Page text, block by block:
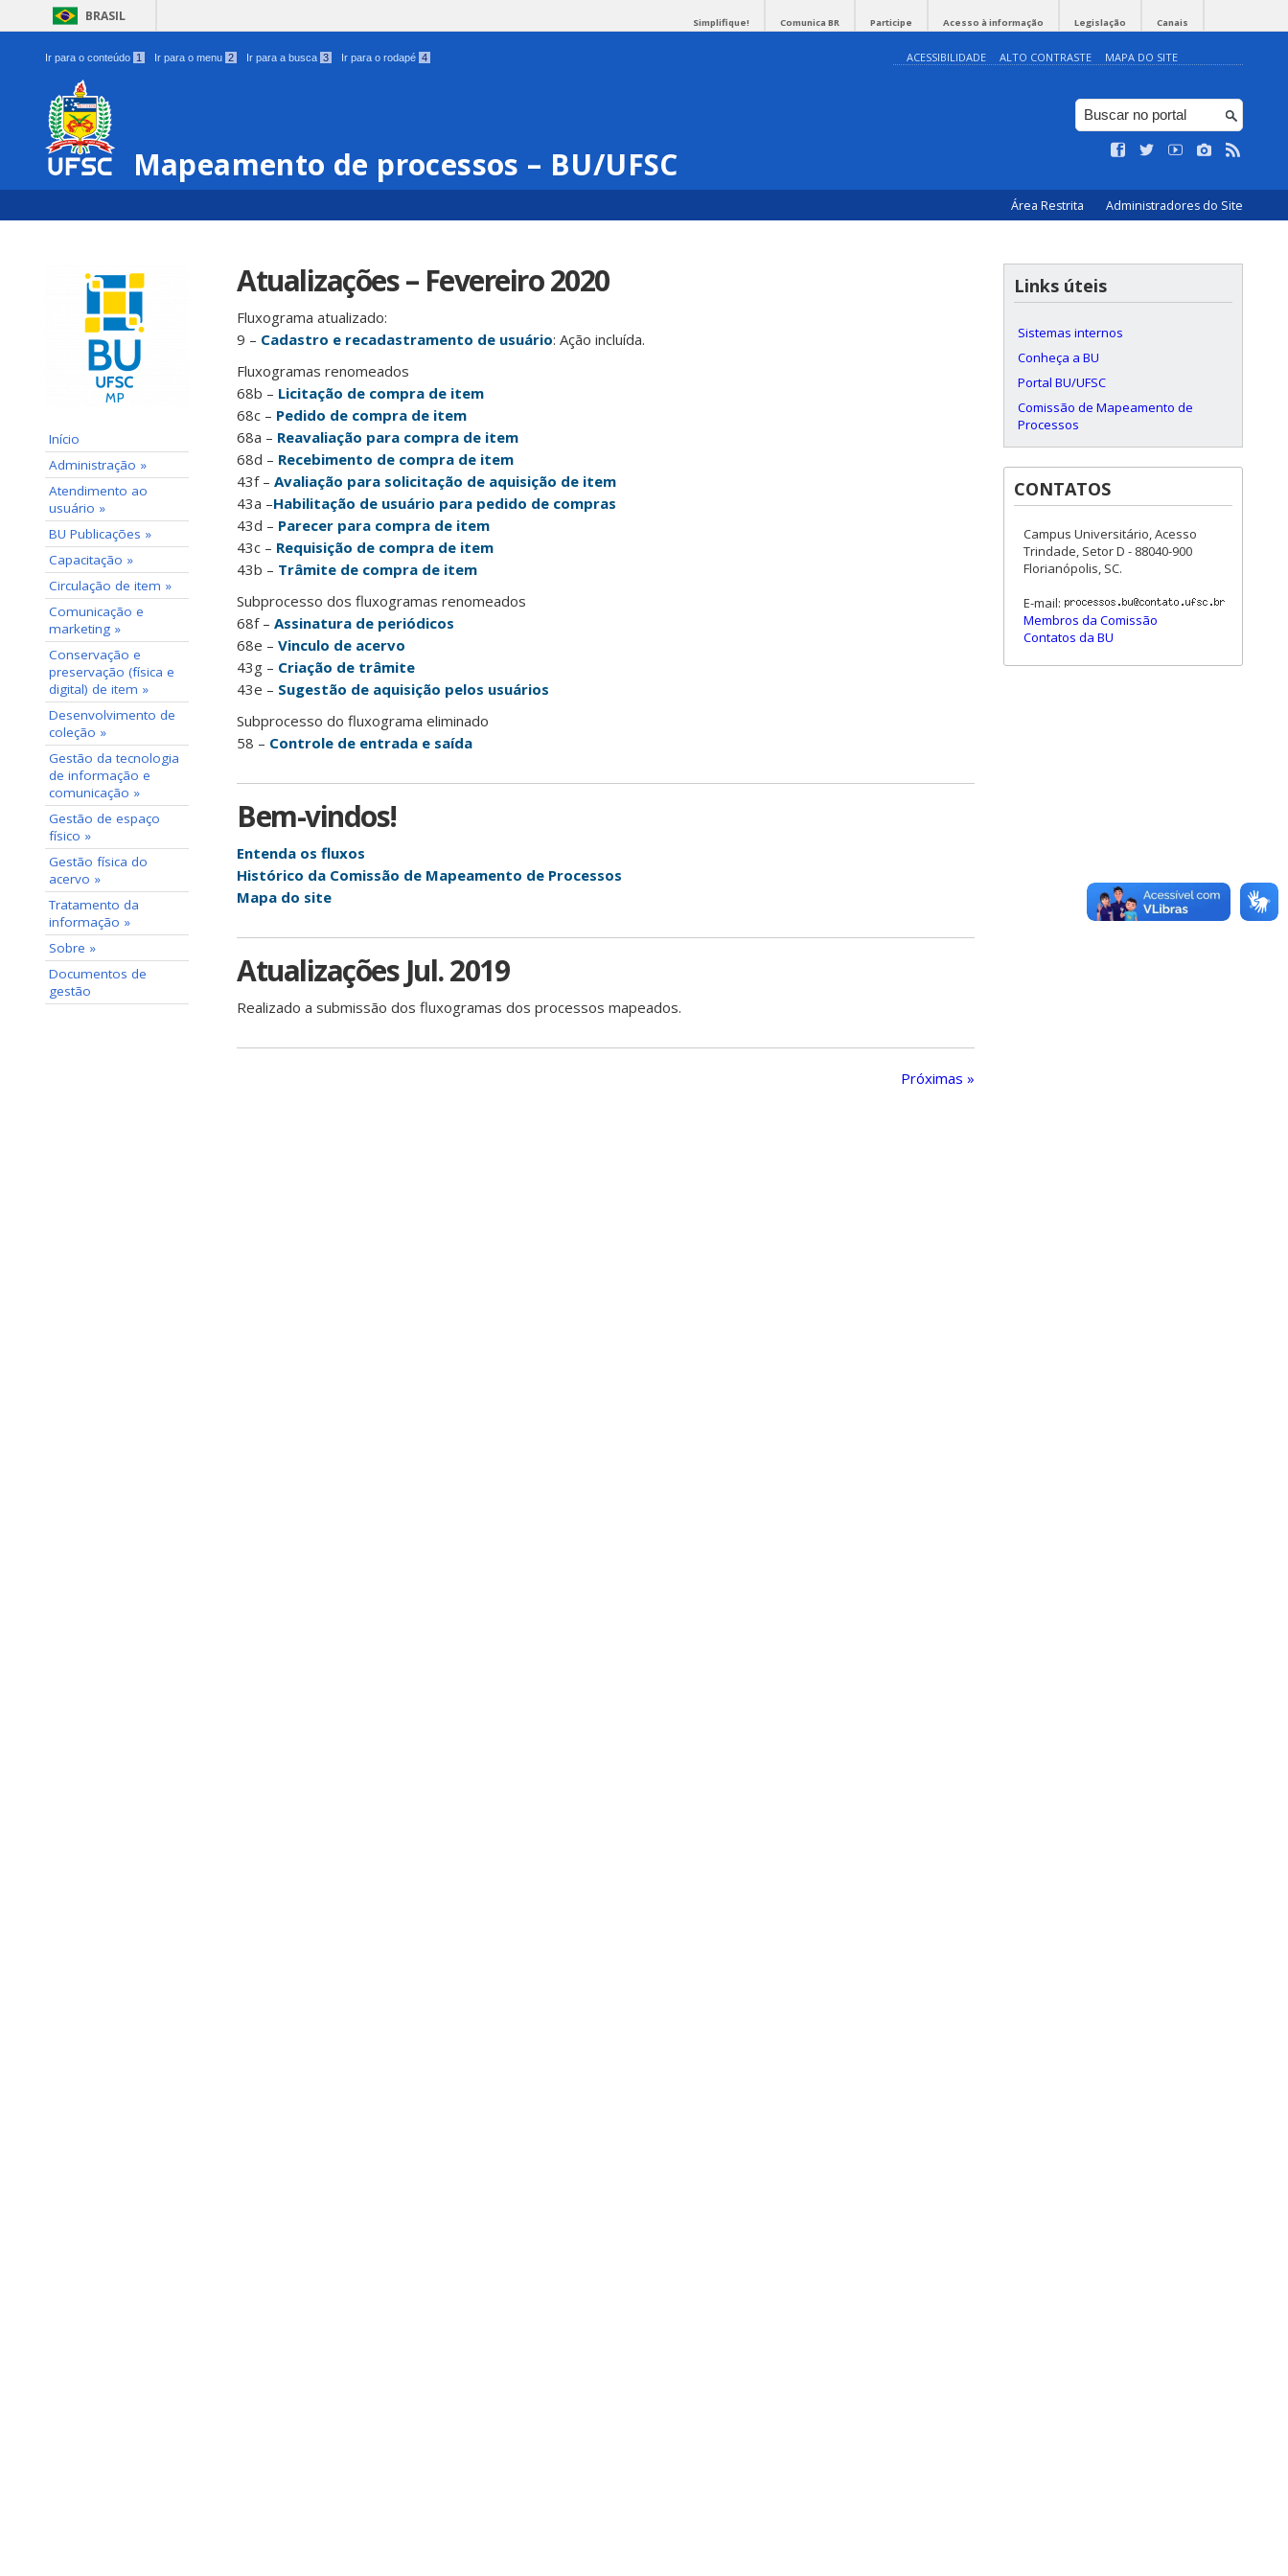
BRASIL Simplifique! Comunica BR Participe Acesso à informação Legislação Canais
Ir para o conteúdo 1 Ir para o menu 2 Ir para a busca 3 Ir para o rodapé 4 ACESSIBILIDADE ALTO CONTRASTE MAPA DO SITE
Mapeamento de processos – BU/UFSC
Área Restrita Administradores do Site
Início
Administração »
Atendimento ao
usuário »
BU Publicações »
Capacitação »
Circulação de item »
Comunicação e
marketing »
Conservação e
preservação (física e
digital) de item »
Desenvolvimento de
coleção »
Gestão da tecnologia
de informação e
comunicação »
Gestão de espaço
físico »
Gestão física do
acervo »
Tratamento da
informação »
Sobre »
Documentos de
gestão
Atualizações – Fevereiro 2020
Fluxograma atualizado:
9 – Cadastro e recadastramento de usuário: Ação incluída.
Fluxogramas renomeados
68b – Licitação de compra de item
68c – Pedido de compra de item
68a – Reavaliação para compra de item
68d – Recebimento de compra de item
43f – Avaliação para solicitação de aquisição de item
43a –Habilitação de usuário para pedido de compras
43d – Parecer para compra de item
43c – Requisição de compra de item
43b – Trâmite de compra de item
Subprocesso dos fluxogramas renomeados
68f – Assinatura de periódicos
68e – Vinculo de acervo
43g – Criação de trâmite
43e – Sugestão de aquisição pelos usuários
Subprocesso do fluxograma eliminado
58 – Controle de entrada e saída
Bem-vindos!
Entenda os fluxos
Histórico da Comissão de Mapeamento de Processos
Mapa do site
Atualizações Jul. 2019
Realizado a submissão dos fluxogramas dos processos mapeados.
Próximas »
Links úteis
Sistemas internos
Conheça a BU
Portal BU/UFSC
Comissão de Mapeamento de
Processos
CONTATOS
Campus Universitário, Acesso
Trindade, Setor D - 88040-900
Florianópolis, SC.
E-mail:
Membros da Comissão
Contatos da BU